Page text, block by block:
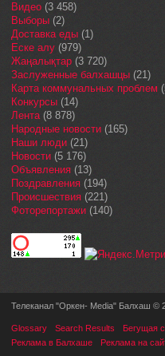
Видео (3 458)
Выборы (2)
Доставка еды (1)
Еске алу (979)
Жаңалықтар (3 720)
Заслуженные балхашцы (21)
Карта коммунальных проблем
Конкурсы (14)
Лента(8 878)
Народные новости (165)
Наши люди (21)
Новости (5 176)
Объявления (13)
Поздравления (194)
Происшествия (221)
Фоторепортажи (140)
Телеканал "Оркен- Media" Балхаш ©
Glossary Search Results Бегущая
Реклама в Балхаше
Реклама на